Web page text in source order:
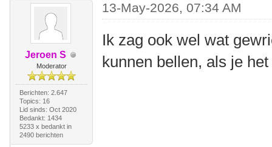
Jeroen S
Moderator
Berichten: 2.647
Topics: 16
Lid sinds: Oct 2020
Bedankt: 1434
5233 x bedankt in
2490 berichten
13-May-2026, 07:34 AM
Ik zag ook wel wat
kunnen bellen, als je